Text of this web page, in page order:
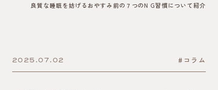
良質な睡眠を妨げるおやすみ前の７つのN G習慣について紹介
2025.07.02 #コラム